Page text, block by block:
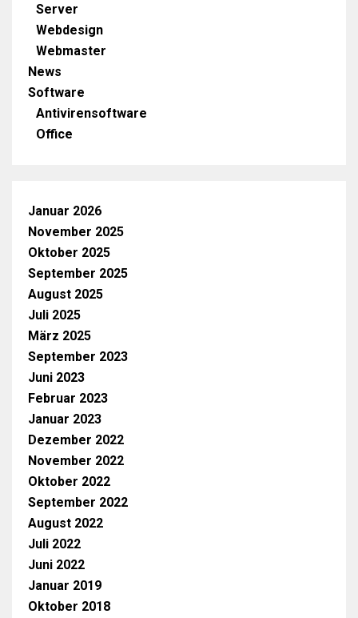
Server
Webdesign
Webmaster
News
Software
Antivirensoftware
Office
Januar 2026
November 2025
Oktober 2025
September 2025
August 2025
Juli 2025
März 2025
September 2023
Juni 2023
Februar 2023
Januar 2023
Dezember 2022
November 2022
Oktober 2022
September 2022
August 2022
Juli 2022
Juni 2022
Januar 2019
Oktober 2018